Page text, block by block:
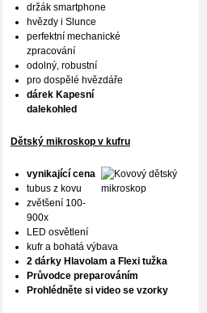
držák smartphone
hvězdy i Slunce
perfektní mechanické
zpracování
odolný, robustní
pro dospělé hvězdáře
dárek Kapesní
dalekohled
Dětský mikroskop v kufru
vynikající cena
tubus z kovu
zvětšení 100-
900x
LED osvětlení
kufr a bohatá výbava
2 dárky Hlavolam a Flexi tužka
Průvodce preparováním
Prohlédněte si video se vzorky